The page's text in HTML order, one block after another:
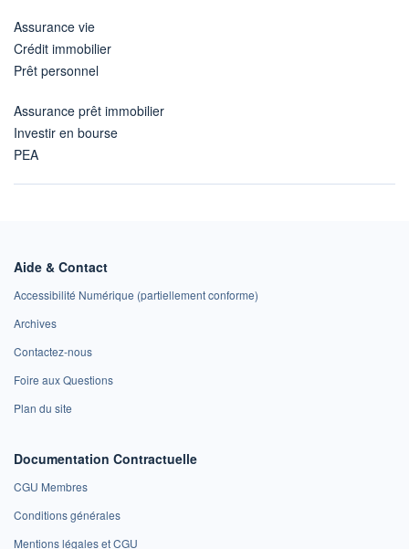
Assurance vie
Crédit immobilier
Prêt personnel
Assurance prêt immobilier
Investir en bourse
PEA
Aide & Contact
Accessibilité Numérique (partiellement conforme)
Archives
Contactez-nous
Foire aux Questions
Plan du site
Documentation Contractuelle
CGU Membres
Conditions générales
Mentions légales et CGU